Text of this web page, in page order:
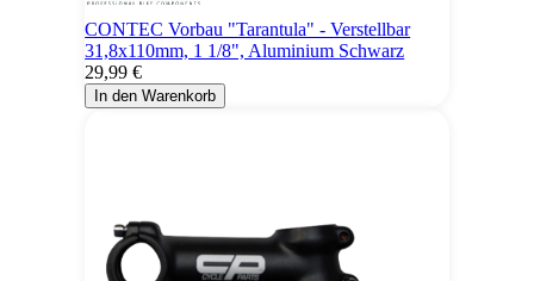
CONTEC Vorbau "Tarantula" - Verstellbar
31,8x110mm, 1 1/8", Aluminium Schwarz
29,99 €
In den Warenkorb